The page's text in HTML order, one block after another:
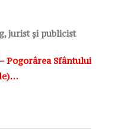
jurist și publicist
Pogorârea Sfântului